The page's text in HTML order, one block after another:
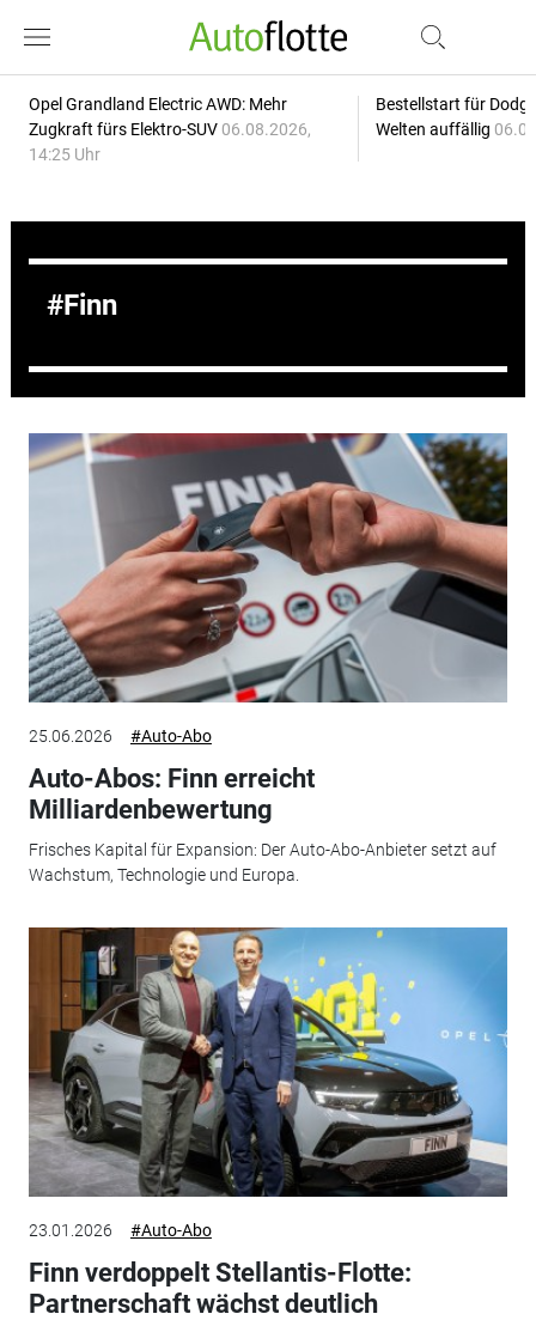
Opel Grandland Electric AWD: Mehr
Zugkraft fürs Elektro-SUV 06.08.2026,
14:25 Uhr
Bestellstart für
Welten auffällig
Finn
25.06.2026 #Auto-Abo
Auto-Abos: Finn erreicht
Milliardenbewertung
Frisches Kapital für Expansion: Der Auto-Abo-Anbieter setzt auf
Wachstum, Technologie und Europa.
23.01.2026 #Auto-Abo
Finn verdoppelt Stellantis-Flotte:
Partnerschaft wächst deutlich